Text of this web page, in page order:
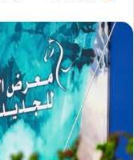
n
d
a
n
e
m
a